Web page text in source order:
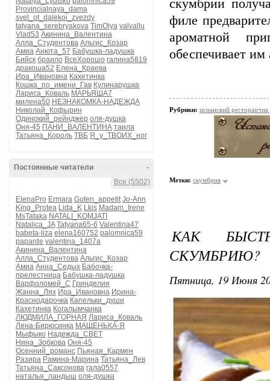
Provincialnaya_dama
svet_ot_dalekoi_zvezdy
tatyana_serebryakova TimOlya valvallu
Vlad53 Акинина_Валентина
Алла_Студентова Альгис_Козар
Амиа Анюта_57 Бабушка-ладушка
Бийск браило ВсеХорошо галина5819
дракоша52 Елена_Краева
Ира_Ивановна Кахетинка
Кошка_по_имени_Гав Кулинарушка
Лариса_Коваль МАРЬЯША7
милена50 НЕЗНАКОМКА-НАДЕЖДА
Николай_Кофырин
Одинокий_рейнджер оля-душка
Оня-45 ПАНИ_ВАЛЕНТИНА таила
Татьяна_Король ТВБ Я_у_ТВОИХ_ног
-
Постоянные читатели
Все (5502)
ElenaPro Ermara Guten_appetit Jo-Ann
King_Protea Lida_K Lkis Madam_Irene
MsTataka NATALI_KOMJATI
Natalica_JA Tatyana65-6 Valentina47
babeta-liza elena160752 palomnica59
paparde valentina_1407a
Акинина_Валентина
Алла_Студентова Альгис_Козар
Амиа Анна_Седых Бабочка-
прелестница Бабушка-ладушка
Варфоломей_С Гринделия
Жанна_Лях Ира_Ивановна Ирина-
Краснодарочка Капельки_души
Кахетинка Когалымчанка
ЛЮДМИЛА_ГОРНАЯ Лариса_Коваль
Лена-Бирюсинка МАШЕНЬКА-Я
Мыфыко Надежда_СВЕТ
Нина_Зобкова Оня-45
Осенний_романс Пьяная_Кармен
Разира Рамина-Марина Татьяна_Лев
Татьяна_Саксонова гала0557
наталья_ландыш оля-душка
скумбрии
филе
ароматной
обеспечивает
Рубрики: испанский
Метки: скумбрия
КАК
СКУМБРИЮ?
Пятница, 19 Июня